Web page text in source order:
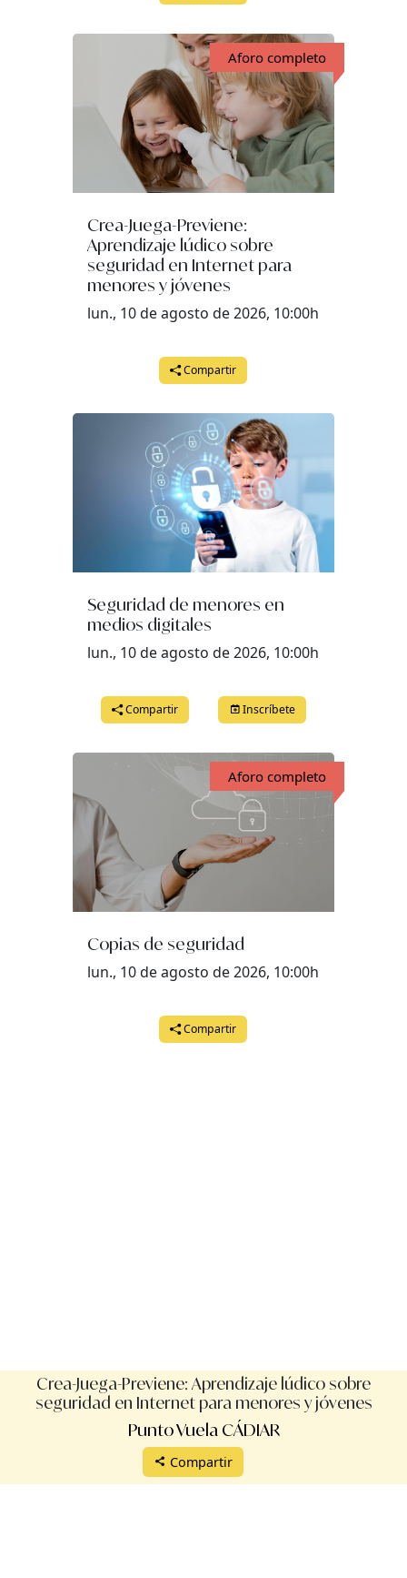
Aforo completo
Crea-Juega-Previene:
Aprendizaje lúdico sobre
seguridad en Internet para
menores y jóvenes
lun., 10 de agosto de 2026, 10:00h
Compartir
Seguridad de menores en
medios digitales
lun., 10 de agosto de 2026, 10:00h
Compartir Inscríbete
Aforo completo
Copias de seguridad
lun., 10 de agosto de 2026, 10:00h
Compartir
Crea-Juega-Previene: Aprendizaje lúdico sobre
seguridad en Internet para menores y jóvenes
Punto Vuela CÁDIAR
Compartir